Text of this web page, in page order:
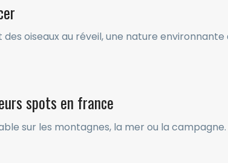
oiseaux au réveil, une nature
spots en france
sur les montagnes, la mer ou la